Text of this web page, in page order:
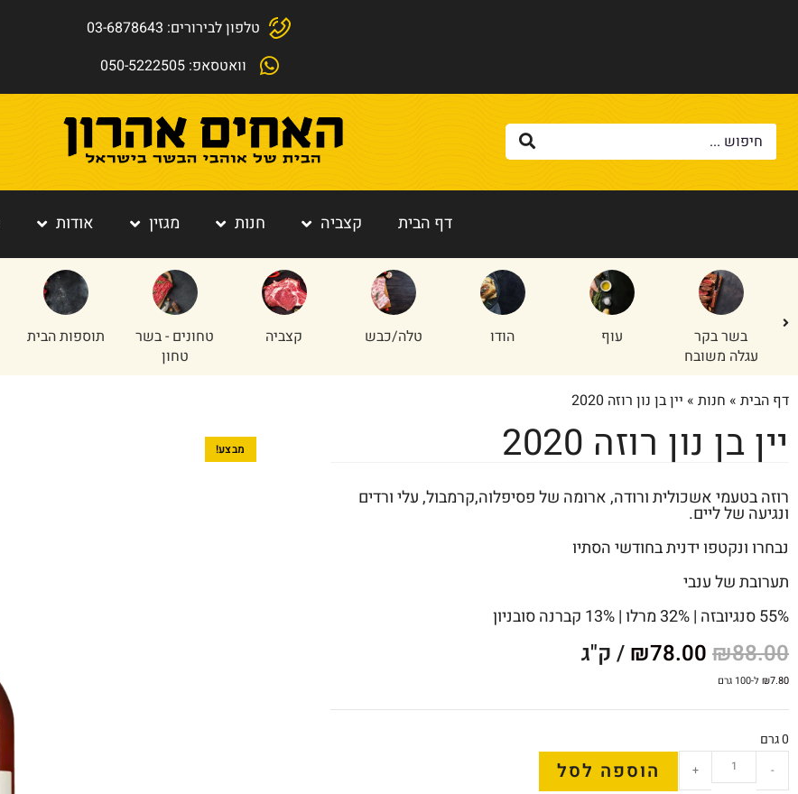
טלפון לבירורים: 03-6878643
וואטסאפ: 050-5222505
דף הבית קצביה חנות מגזין אודות
בשר בקר
עגלה משובח
עוף הודו טלה/כבש קצביה
טחונים - בשר
טחון
תוספות הבית
דף הבית » חנות » יין בן נון רוזה 2020
יין בן נון רוזה 2020
רוזה בטעמי אשכולית ורודה, ארומה של פסיפלוה,קרמבול, עלי ורדים
ונגיעה של ליים.
נבחרו ונקטפו ידנית בחודשי הסתיו
תערובת של ענבי
55% סנגיובזה | 32% מרלו | 13% קברנה סובניון
₪88.00
₪78.00 / ק"ג
₪7.80 ל-100 גרם
0 גרם
-
+ הוספה לסל
מבצע!